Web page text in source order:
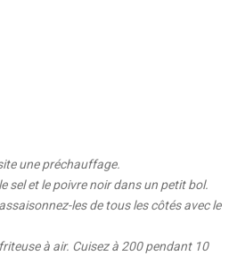
une préchauffage.
sel et le poivre noir dans un petit bol.
les de tous les côtés avec le
à air. Cuisez à 200 pendant 10